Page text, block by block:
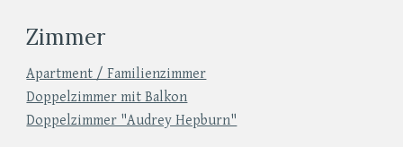
Zimmer
Apartment / Familienzimmer
Doppelzimmer mit Balkon
Doppelzimmer "Audrey Hepburn"